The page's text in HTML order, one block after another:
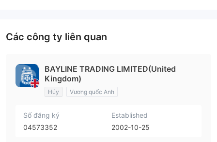
Các công ty liên quan
BAYLINE TRADING LIMITED(United
Kingdom)
Hủy Vương quốc Anh
Số đăng ký
04573352
Established
2002-10-25